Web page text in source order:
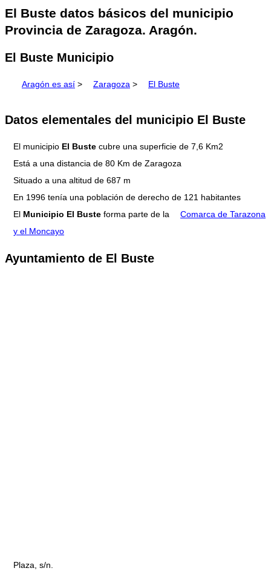
El Buste datos básicos del municipio
Provincia de Zaragoza. Aragón.
El Buste Municipio
Aragón es así > Zaragoza > El Buste
Datos elementales del municipio El Buste
El municipio El Buste cubre una superficie de 7,6 Km2
Está a una distancia de 80 Km de Zaragoza
Situado a una altitud de 687 m
En 1996 tenía una población de derecho de 121 habitantes
El Municipio El Buste forma parte de la
Comarca de Tarazona
y el Moncayo
Ayuntamiento de El Buste
Plaza, s/n.